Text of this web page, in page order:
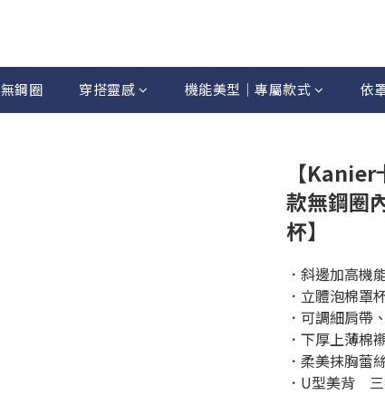
鋼圈 穿搭靈感 機能美型｜專屬款式 依
【
款無鋼圈
杯】
．斜邊加高機
．立體泡棉罩
．可調細肩帶
．下厚上薄棉
．柔美抹胸蕾
．U型美背　